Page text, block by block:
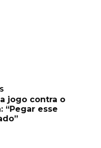
jogo contra o
“Pegar esse